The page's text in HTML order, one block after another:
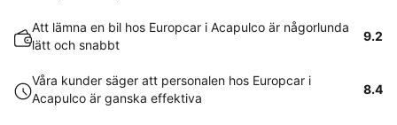
Att lämna en bil hos Europcar i Acapulco är någorlunda
lätt och snabbt
9.2
Våra kunder säger att personalen hos Europcar i
Acapulco är ganska effektiva
8.4